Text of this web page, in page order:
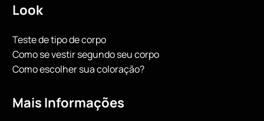
Look
Teste de tipo de corpo
Como se vestir segundo seu corpo
Como escolher sua coloração?
Mais Informações